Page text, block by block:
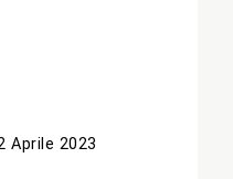
Aprile 2023